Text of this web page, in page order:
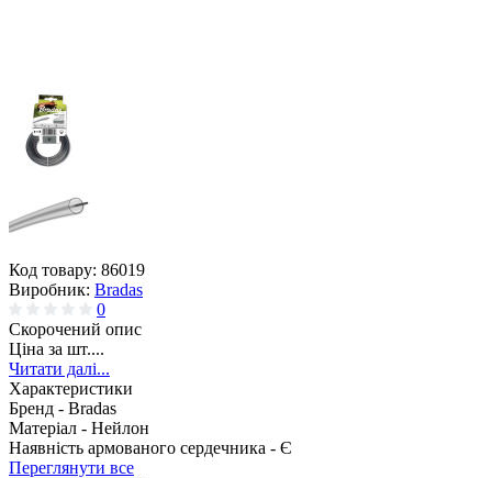
Код товару: 86019
Виробник: Bradas
0
Скорочений опис
Ціна за шт....
Читати далі...
Характеристики
Бренд - Bradas
Матеріал - Нейлон
Наявність армованого сердечника - Є
Переглянути все